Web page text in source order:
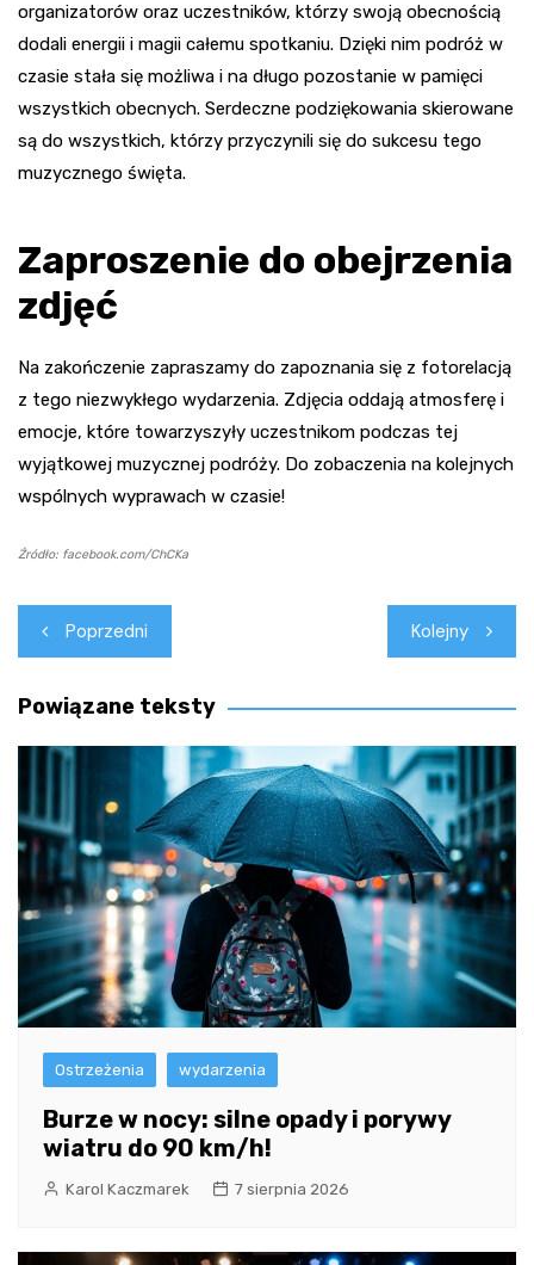
organizatorów oraz uczestników, którzy swoją obecnością
dodali energii i magii całemu spotkaniu. Dzięki nim podróż w
czasie stała się możliwa i na długo pozostanie w pamięci
wszystkich obecnych. Serdeczne podziękowania skierowane
są do wszystkich, którzy przyczynili się do sukcesu tego
muzycznego święta.
Zaproszenie do obejrzenia
zdjęć
Na zakończenie zapraszamy do zapoznania się z fotorelacją
z tego niezwykłego wydarzenia. Zdjęcia oddają atmosferę i
emocje, które towarzyszyły uczestnikom podczas tej
wyjątkowej muzycznej podróży. Do zobaczenia na kolejnych
wspólnych wyprawach w czasie!
Źródło: facebook.com/ChCKa
Nawigacja
wpisu
Poprzedni Kolejny
Powiązane teksty
Ostrzeżenia wydarzenia
Burze w nocy: silne opady i porywy
wiatru do 90 km/h!
Karol Kaczmarek 7 sierpnia 2026